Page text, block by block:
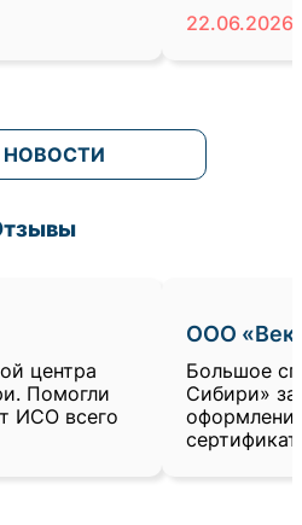
22.06.2026
НОВОСТИ
центра
Помогли
ИСО всего
ООО
Большое
Сибири»